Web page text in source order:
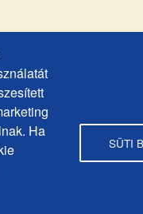
Ha
SÜTI
város, 2025
media